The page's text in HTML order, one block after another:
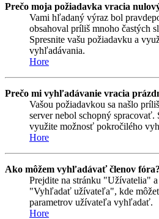
Prečo moja požiadavka vracia
Vami hľadaný výraz bol
obsahoval príliš mnoho častých
Spresnite vašu požiadavku a
vyhľadávania.
Hore
Prečo mi vyhľadávanie vracia
Vašou požiadavkou sa našlo
server nebol schopný spracovať.
využite možnosť pokročilého
Hore
Ako môžem vyhľadávať členov fóra?
Prejdite na stránku "Užívatelia"
"Vyhľadať užívateľa", kde
parametrov užívateľa vyhľadať.
Hore